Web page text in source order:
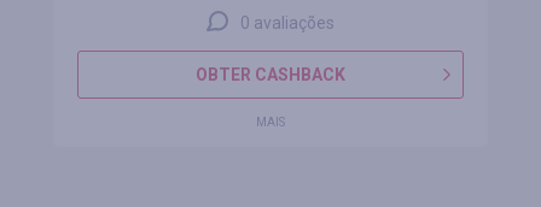
0 avaliações
OBTER CASHBACK
MAIS